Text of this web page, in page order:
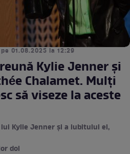
pe 01.08.2025 la 12:29
Kylie Jenner și
Chalamet. Mulți
să viseze la aceste
Kylie Jenner și a iubitului ei,
doi